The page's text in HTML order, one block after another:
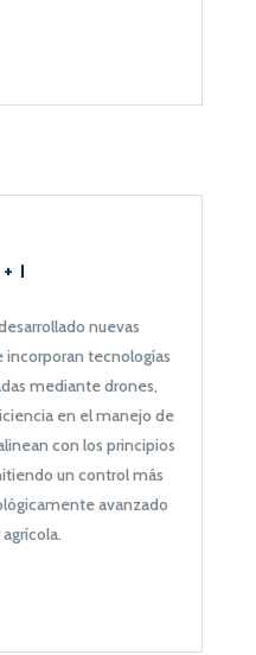
I
nuevas
incorporan tecnologías
mediante drones,
en el manejo de
con los principios
un control más
avanzado